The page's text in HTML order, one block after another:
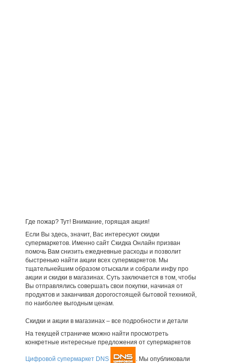
Где пожар? Тут! Внимание, горящая акция!
Если Вы здесь, значит, Вас интересуют скидки
супермаркетов. Именно сайт Скидка Онлайн призван
помочь Вам снизить ежедневные расходы и позволит
быстренько найти акции всех супермаркетов. Мы
тщательнейшим образом отыскали и собрали инфу про
акции и скидки в магазинах. Суть заключается в том, чтобы
Вы отправлялись совершать свои покупки, начиная от
продуктов и заканчивая дорогостоящей бытовой техникой,
по наиболее выгодным ценам.
Скидки и акции в магазинах – все подробности и детали
На текущей страничке можно найти просмотреть
конкретные интересные предложения от супермаркетов
Цифровой супермаркет DNS . Мы опубликовали